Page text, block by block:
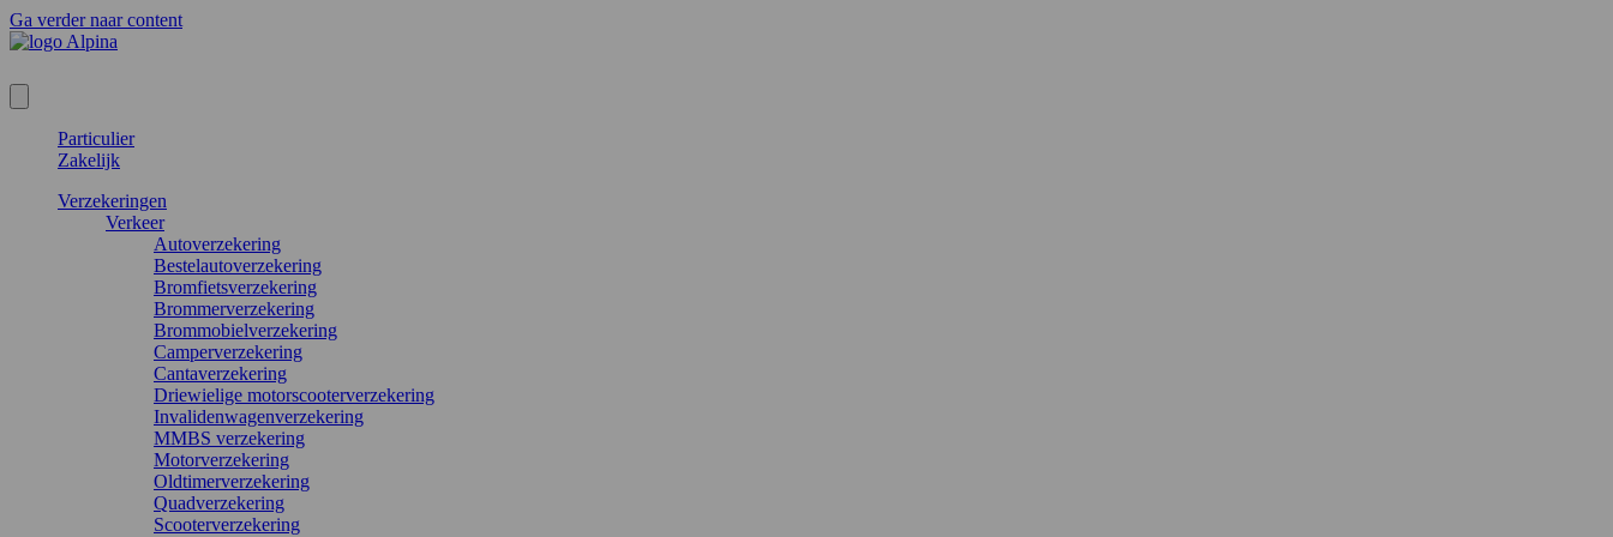
Ga verder naar content
Particulier
Zakelijk
Verzekeringen
Verkeer
Autoverzekering
Bestelautoverzekering
Bromfietsverzekering
Brommerverzekering
Brommobielverzekering
Camperverzekering
Cantaverzekering
Driewielige motorscooterverzekering
Invalidenwagenverzekering
MMBS verzekering
Motorverzekering
Oldtimerverzekering
Quadverzekering
Scooterverzekering